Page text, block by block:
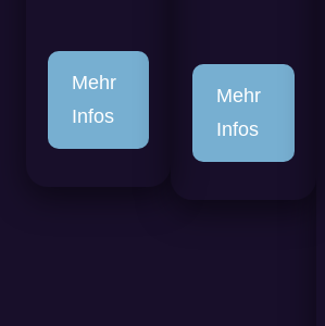
Mehr
Infos
Mehr
Infos